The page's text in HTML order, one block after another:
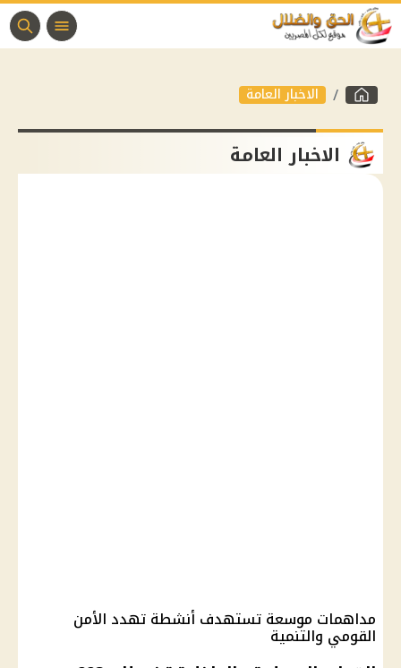
الاخبار العامة
الاخبار العامة
مداهمات موسعة تستهدف أنشطة تهدد الأمن
القومي والتنمية